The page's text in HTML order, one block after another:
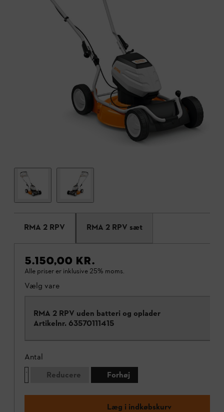
RMA 2 RPV RMA 2 RPV sæt
5.150,00 KR.
Alle priser er inklusive 25% moms.
Vælg vare
RMA 2 RPV uden batteri og oplader
Artikelnr. 63570111415
Antal
Reducere
Forhøj
Læg i indkøbskurv